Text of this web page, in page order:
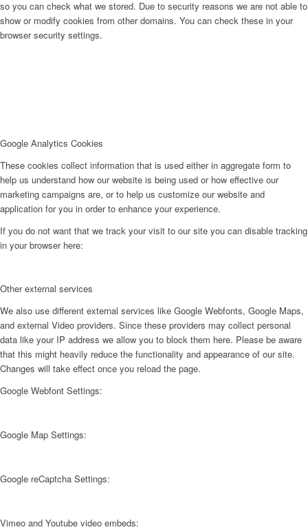
so you can check what we stored. Due to security reasons we are not able to
show or modify cookies from other domains. You can check these in your
browser security settings.
Google Analytics Cookies
These cookies collect information that is used either in aggregate form to
help us understand how our website is being used or how effective our
marketing campaigns are, or to help us customize our website and
application for you in order to enhance your experience.
If you do not want that we track your visit to our site you can disable tracking
in your browser here:
Other external services
We also use different external services like Google Webfonts, Google Maps,
and external Video providers. Since these providers may collect personal
data like your IP address we allow you to block them here. Please be aware
that this might heavily reduce the functionality and appearance of our site.
Changes will take effect once you reload the page.
Google Webfont Settings:
Google Map Settings:
Google reCaptcha Settings:
Vimeo and Youtube video embeds: